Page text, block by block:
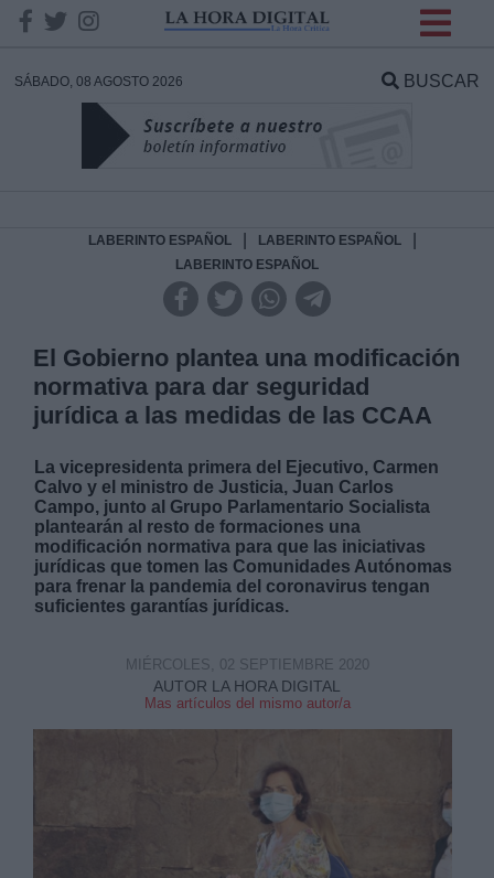
SÁBADO, 08 AGOSTO 2026 BUSCAR
LABERINTO ESPAÑOL LABERINTO ESPAÑOL
LABERINTO ESPAÑOL
El Gobierno plantea una modificación
normativa para dar seguridad
jurídica a las medidas de las CCAA
La vicepresidenta primera del Ejecutivo, Carmen
Calvo y el ministro de Justicia, Juan Carlos
Campo, junto al Grupo Parlamentario Socialista
plantearán al resto de formaciones una
modificación normativa para que las iniciativas
jurídicas que tomen las Comunidades Autónomas
para frenar la pandemia del coronavirus tengan
suficientes garantías jurídicas.
AUTOR LA HORA DIGITAL
Mas artículos del mismo autor/a
MIÉRCOLES, 02 SEPTIEMBRE 2020
DATOS
Responsable:
link
Información adicional